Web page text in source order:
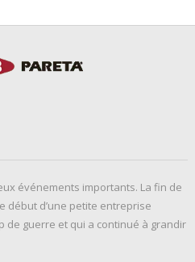
événements importants. La fin de
début d’une petite entreprise
de guerre et qui a continué à grandir